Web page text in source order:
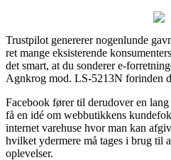
Trustpilot genererer nogenlunde
ret mange eksisterende
det smart, at du sonderer e-
Agnkrog mod. LS-5213N forinden
Facebook fører til derudover en
få en idé om webbutikkens
internet varehuse hvor man kan
hvilket ydermere må tages i brug til
oplevelser.